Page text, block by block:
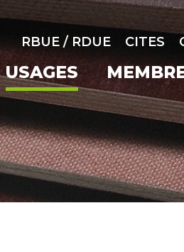
RBUE / RDUE CITES
USAGES